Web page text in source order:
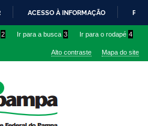
IR
O
ACESSO À INFORMAÇÃO
2 Ir para a busca 3 Ir para o rodapé 4
Alto contraste Mapa do site